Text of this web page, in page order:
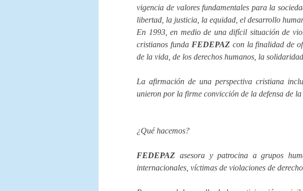
vigencia de valores fundamentales para la
libertad, la justicia, la equidad, el desarrollo
En 1993, en medio de una difícil situación de
cristianos funda FEDEPAZcon la finalidad de
de la vida, de los derechos humanos, la
La afirmación de una perspectiva cristiana
unieron por la firme convicción de la defensa de
¿Qué hacemos?
FEDEPAZ asesora y patrocina a grupos
internacionales, víctimas de violaciones de